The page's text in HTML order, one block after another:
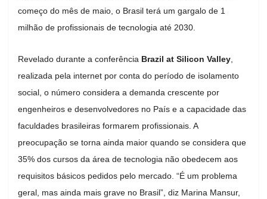
começo do mês de maio, o Brasil terá um gargalo de 1
milhão de profissionais de tecnologia até 2030.
Revelado durante a conferência Brazil at Silicon Valley
realizada pela internet por conta do período de isolamento
social, o número considera a demanda crescente por
engenheiros e desenvolvedores no País e a capacidade das
faculdades brasileiras formarem profissionais. A
preocupação se torna ainda maior quando se considera que
35% dos cursos da área de tecnologia não obedecem aos
requisitos básicos pedidos pelo mercado. “É um problema
geral, mas ainda mais grave no Brasil”, diz Marina Mansur,